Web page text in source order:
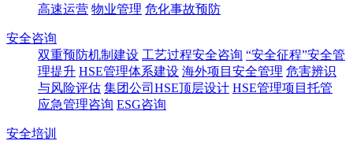
高速运营 物业管理 危化事故预防
安全咨询
双重预防机制建设 工艺过程安全咨询 “安全征程”安全管
理提升 HSE管理体系建设 海外项目安全管理 危害辨识
与风险评估 集团公司HSE顶层设计 HSE管理项目托管
应急管理咨询 ESG咨询
安全培训